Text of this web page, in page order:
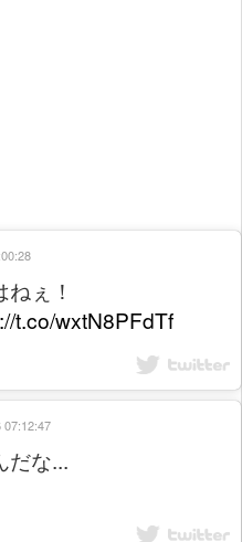
ぇ！
t.co/wxtN8PFdTf
だな...
07:12:47